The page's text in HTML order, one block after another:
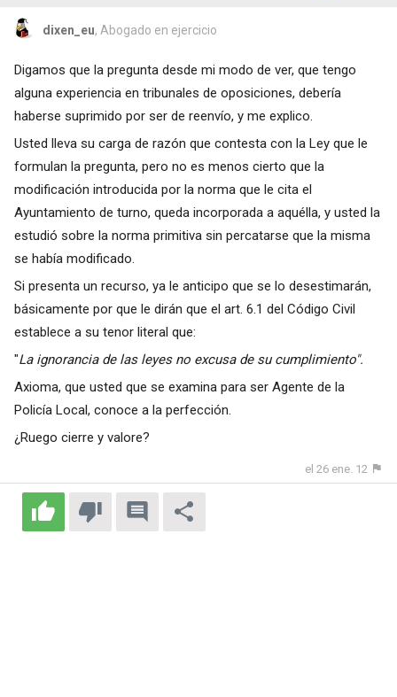
dixen_eu, Abogado en ejercicio
Digamos que la pregunta desde mi modo de ver, que tengo
alguna experiencia en tribunales de oposiciones, debería
haberse suprimido por ser de reenvío, y me explico.
Usted lleva su carga de razón que contesta con la Ley que le
formulan la pregunta, pero no es menos cierto que la
modificación introducida por la norma que le cita el
Ayuntamiento de turno, queda incorporada a aquélla, y usted la
estudió sobre la norma primitiva sin percatarse que la misma
se había modificado.
Si presenta un recurso, ya le anticipo que se lo desestimarán,
básicamente por que le dirán que el art. 6.1 del Código Civil
establece a su tenor literal que:
"La ignorancia de las leyes no excusa de su cumplimiento".
Axioma, que usted que se examina para ser Agente de la
Policía Local, conoce a la perfección.
¿Ruego cierre y valore?
el 26 ene. 12